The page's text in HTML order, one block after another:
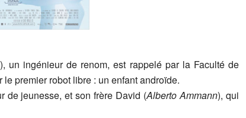
), un ingénieur de renom, est rappelé par la Faculté de
premier robot libre : un enfant androïde.
de jeunesse, et son frère David (Alberto Ammann), qui